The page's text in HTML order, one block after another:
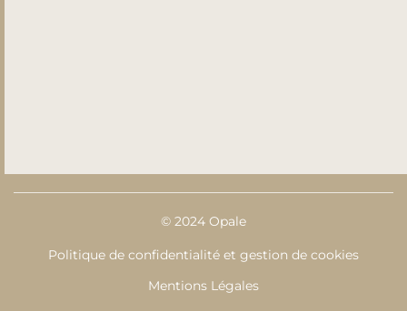
© 2024 Opale
Politique de confidentialité et gestion de cookies
Mentions Légales